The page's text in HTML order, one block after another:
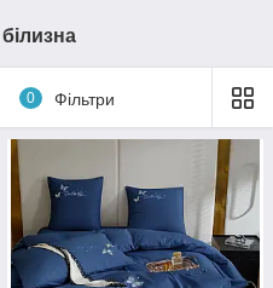
0 Фільтри